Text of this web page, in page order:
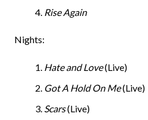
Rise Again
Nights:
Hate and Love(Live)
Got A Hold On Me(Live)
Scars(Live)